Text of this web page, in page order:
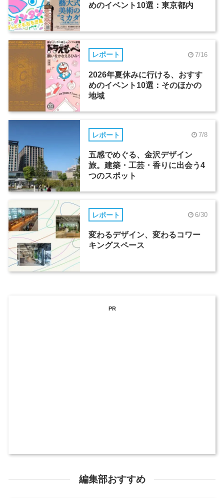
めのイベント10選：東京都内
レポート 7/16
2026年夏休みに行ける、おすす
めのイベント10選：そのほかの
地域
レポート 7/8
五感でめぐる、金沢デザイン
旅。建築・工芸・香りに出会う4
つのスポット
レポート 6/30
変わるデザイン、変わるコワー
キングスペース
PR
編集部おすすめ